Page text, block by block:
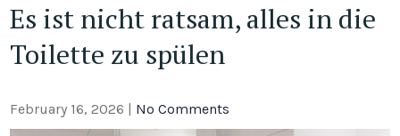
Es ist nicht ratsam, alles in die
Toilette zu spülen
February 16, 2026 | No Comments